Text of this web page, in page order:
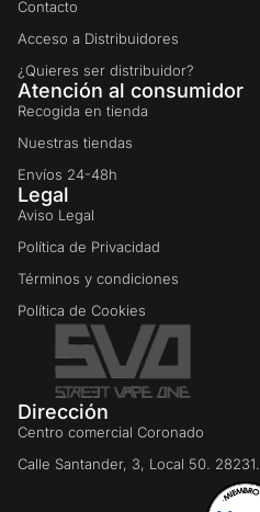
Contacto
Acceso a Distribuidores
¿Quieres ser distribuidor?
Atención al consumidor
Recogida en tienda
Nuestras tiendas
Envíos 24-48h
Legal
Aviso Legal
Política de Privacidad
Términos y condiciones
Política de Cookies
Dirección
Centro comercial Coronado
Calle Santander, 3, Local 50.